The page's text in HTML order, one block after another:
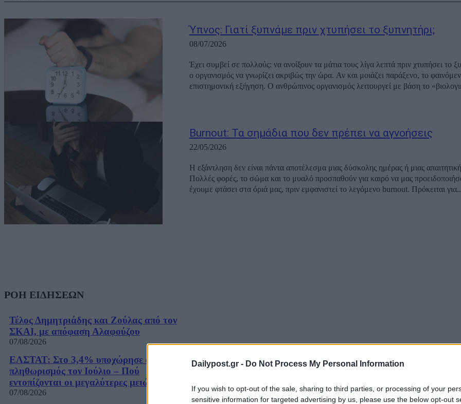
Dailypost.gr - Do Not Process My Personal Information
If you wish to opt-out of the sale, sharing to third parties, or processing of your
sensitive information for targeted advertising by us, please use the below opt-out
Ύπνος: Γιατί ξυπνάμε πριν χτυπήσει το ξυπνητήρι;
08/07/2026
Έχει συμβεί σε πολλούς: να ανοίξουν τα μάτια τους λίγα λεπτά πριν χτυπήσει το
ο οργανισμός να γνωρίζει ακριβώς την ώρα. Αν και μοιάζει παράξενο, το
επιστημονική εξήγηση. Ο ανθρώπινος οργανισμός λειτουργεί με βάση το
Burnout: Τα σημάδια που δεν πρέπει να αγνοήσεις
22/05/2026
Η εξάντληση δεν είναι πάντα αποτέλεσμα μιας δύσκολης ημέρας ή μιας
Πολλές φορές, το σώμα και το μυαλό προσπαθούν για καιρό να μας
έχουμε φτάσει στα όριά μας, πριν εμφανιστεί το λεγόμενο burnout. Πρόκειται
ΡΟΗ ΕΙΔΗΣΕΩΝ
Τέλος Δημητριάδης και Ζούλας από τον
ΣΚΑΙ, με απόφαση Αλαφούζου
07/08/2026
ΕΛΣΤΑΤ: Στο 3,4% υποχώρησε ο
πληθωρισμός τον Ιούλιο – Πού
εντοπίζονται οι μεγαλύτερες μειώσεις
07/08/2026